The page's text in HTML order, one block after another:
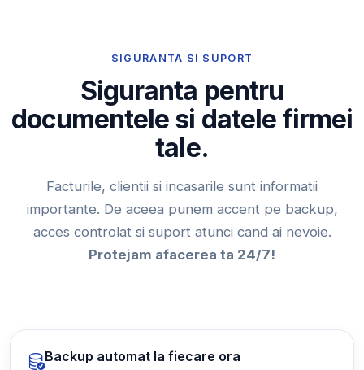
SIGURANTA SI SUPORT
Siguranta pentru
documentele si datele firmei
tale.
Facturile, clientii si incasarile sunt informatii
importante. De aceea punem accent pe backup,
acces controlat si suport atunci cand ai nevoie.
Protejam afacerea ta 24/7!
Backup automat la fiecare ora